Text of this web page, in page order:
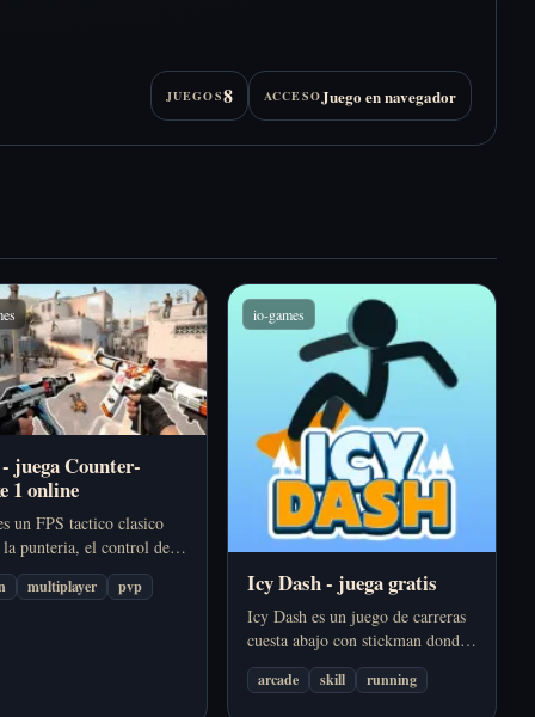
JUEGOS8 ACCESOJuego en navegador
juega Counter-
1 online
un FPS tactico clasico
la punteria, el control del
el counter-strafe y las
de equipo definen cada
multiplayer pvp
io-games
Icy Dash - juega gratis
Icy Dash es un juego de carreras
cuesta abajo con stickman donde
esquivas peligros, haces trucos,
recoges monedas y mejoras tu
arcade skill running